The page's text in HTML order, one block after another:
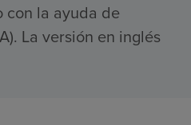
con la ayuda de
La versión en inglés